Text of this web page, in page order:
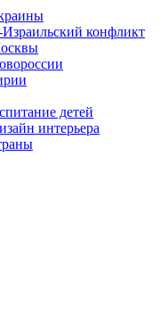
конфликт
детей
интерьера